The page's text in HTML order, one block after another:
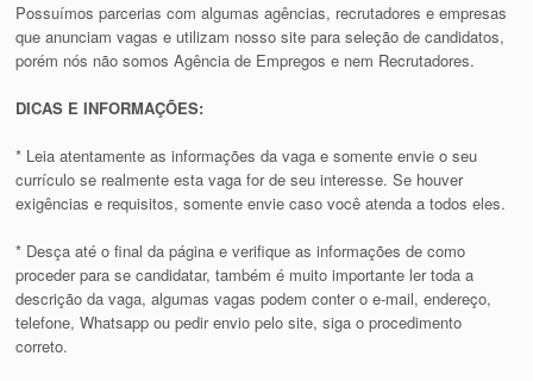
Possuímos parcerias com algumas agências, recrutadores e empresas
que anunciam vagas e utilizam nosso site para seleção de candidatos,
porém nós não somos Agência de Empregos e nem Recrutadores.
DICAS E INFORMAÇÕES:
* Leia atentamente as informações da vaga e somente envie o seu
currículo se realmente esta vaga for de seu interesse. Se houver
exigências e requisitos, somente envie caso você atenda a todos eles.
* Desça até o final da página e verifique as informações de como
proceder para se candidatar, também é muito importante ler toda a
descrição da vaga, algumas vagas podem conter o e-mail, endereço,
telefone, Whatsapp ou pedir envio pelo site, siga o procedimento
correto.